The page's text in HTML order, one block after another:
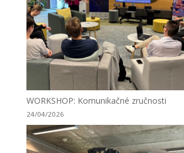
WORKSHOP: Komunikačné zručnosti
24/04/2026